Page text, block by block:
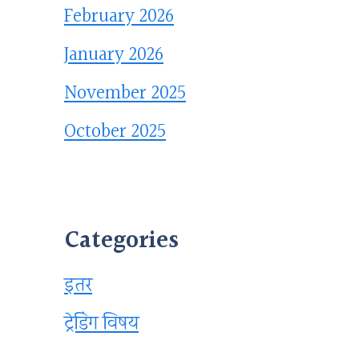
February 2026
January 2026
November 2025
October 2025
Categories
इतर
ट्रेडिंग विषय